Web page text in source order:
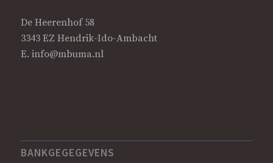
De Heerenhof 58
3343 EZ Hendrik-Ido-Ambacht
E. info@mbuma.nl
BANKGEGEGEVENS